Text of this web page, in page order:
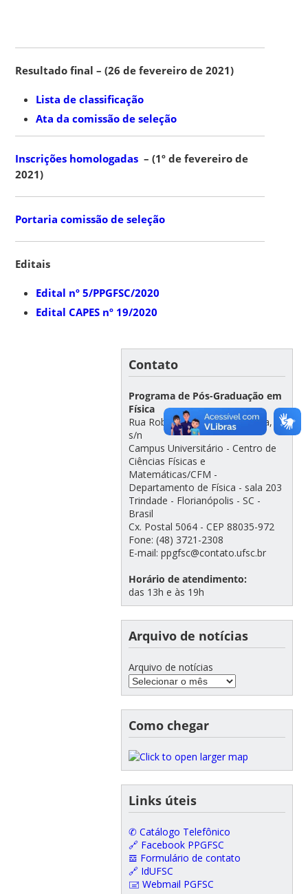
Resultado final – (26 de fevereiro de 2021)
Lista de classificação
Ata da comissão de seleção
Inscrições homologadas – (1º de fevereiro de
2021)
Portaria comissão de seleção
Editais
Edital nº 5/PPGFSC/2020
Edital CAPES nº 19/2020
Contato
Programa de Pós-Graduação em
Física
Rua Roberto Sampaio Gonzaga,
s/n
Campus Universitário - Centro de
Ciências Físicas e
Matemáticas/CFM -
Departamento de Física - sala 203
Trindade - Florianópolis - SC -
Brasil
Cx. Postal 5064 - CEP 88035-972
Fone: (48) 3721-2308
E-mail: ppgfsc@contato.ufsc.br
Horário de atendimento:
das 13h e às 19h
Arquivo de notícias
Arquivo de notícias
Como chegar
Links úteis
✆ Catálogo Telefônico
🔗 Facebook PPGFSC
𝌕 Formulário de contato
🔗 IdUFSC
🖃 Webmail PGFSC